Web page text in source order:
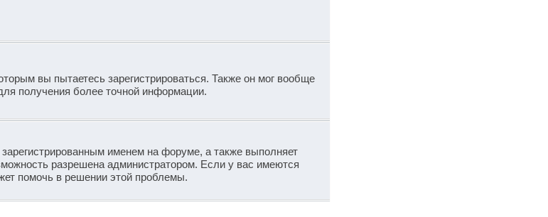
вы пытаетесь зарегистрироваться. Также он мог вообще
получения более точной информации.
именем на форуме, а также выполняет
разрешена администратором. Если у вас имеются
помочь в решении этой проблемы.